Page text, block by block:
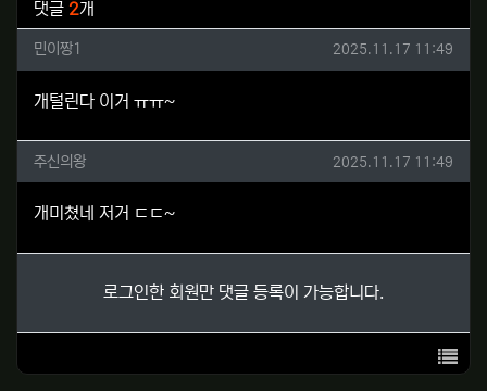
댓글 2개
민이짱1님의 댓글
민이짱1 작성일
2025.11.17 11:49
개털린다 이거 ㅠㅠ~
주신의왕님의 댓글
주신의왕 작성일
2025.11.17 11:49
개미쳤네 저거 ㄷㄷ~
로그인한 회원만 댓글 등록이 가능합니다.
목록